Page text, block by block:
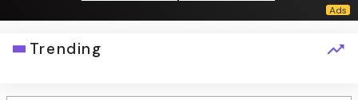
Trending